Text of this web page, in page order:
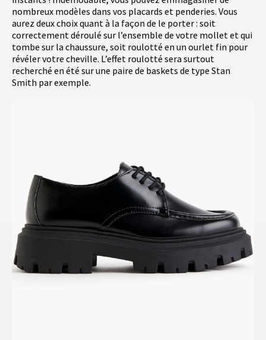
nombreux modèles dans vos placards et penderies. Vous
aurez deux choix quant à la façon de le porter : soit
correctement déroulé sur l’ensemble de votre mollet et qui
tombe sur la chaussure, soit roulotté en un ourlet fin pour
révéler votre cheville. L’effet roulotté sera surtout
recherché en été sur une paire de baskets de type Stan
Smith par exemple.